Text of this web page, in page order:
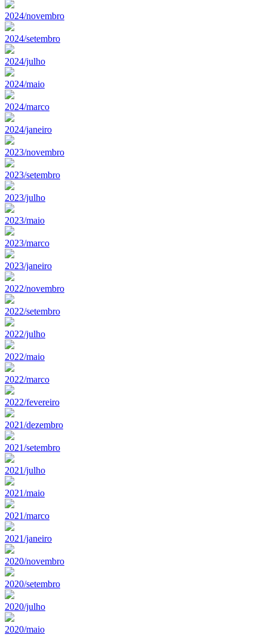
2024/novembro
2024/setembro
2024/julho
2024/maio
2024/marco
2024/janeiro
2023/novembro
2023/setembro
2023/julho
2023/maio
2023/marco
2023/janeiro
2022/novembro
2022/setembro
2022/julho
2022/maio
2022/marco
2022/fevereiro
2021/dezembro
2021/setembro
2021/julho
2021/maio
2021/marco
2021/janeiro
2020/novembro
2020/setembro
2020/julho
2020/maio